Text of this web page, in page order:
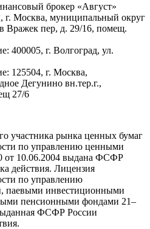
брокер «Август»
г. Москва, муниципальный округ
Вражек пер, д. 29/16, помещ.
400005, г. Волгоград, ул.
125504, г. Москва,
Дегунино вн.тер.г.,
27/6
участника рынка ценных бумаг
по управлению ценными
от 10.06.2004 выдана ФСФР
действия. Лицензия
по управлению
паевыми инвестиционными
пенсионными фондами 21–
ФСФР России